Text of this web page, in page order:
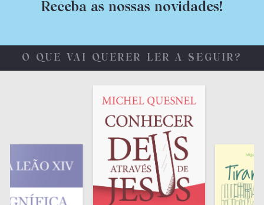
Receba as nossas novidades!
O QUE VAI QUERER LER A SEGUIR?